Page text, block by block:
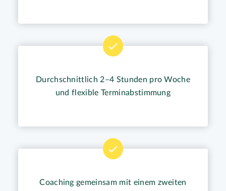
Durchschnittlich 2–4 Stunden pro Woche
und flexible Terminabstimmung
Coaching gemeinsam mit einem zweiten